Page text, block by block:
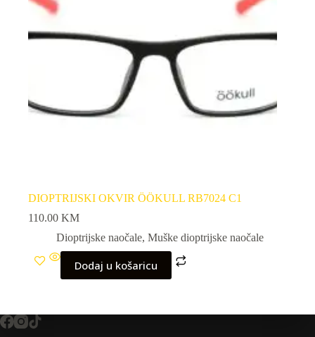
DIOPTRIJSKI OKVIR ÖÖKULL RB7024 C1
110.00 KM
Dioptrijske naočale, Muške dioptrijske naočale
Dodaj u košaricu